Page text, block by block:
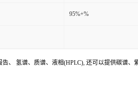
95%+%
、 氢谱、质谱、液相(HPLC), 还可以提供碳谱